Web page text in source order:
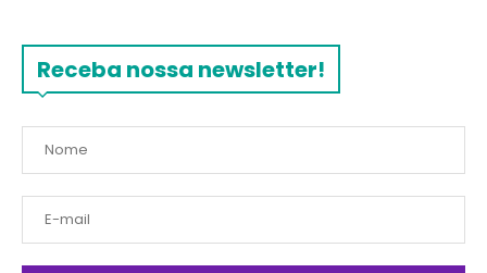
Receba nossa newsletter!